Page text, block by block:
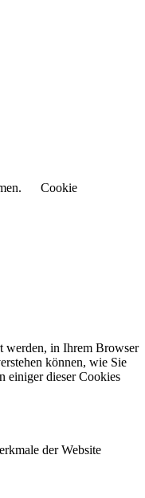
Cookie
werden, in Ihrem Browser
können, wie Sie
einiger dieser Cookies
der Website